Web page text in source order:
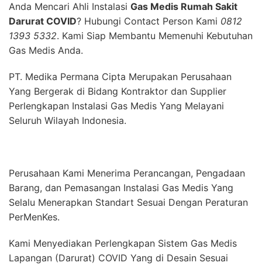
Anda Mencari Ahli Instalasi Gas Medis Rumah Sakit
Darurat COVID? Hubungi Contact Person Kami 0812
1393 5332. Kami Siap Membantu Memenuhi Kebutuhan
Gas Medis Anda.
PT. Medika Permana Cipta Merupakan Perusahaan
Yang Bergerak di Bidang Kontraktor dan Supplier
Perlengkapan Instalasi Gas Medis Yang Melayani
Seluruh Wilayah Indonesia.
Perusahaan Kami Menerima Perancangan, Pengadaan
Barang, dan Pemasangan Instalasi Gas Medis Yang
Selalu Menerapkan Standart Sesuai Dengan Peraturan
PerMenKes.
Kami Menyediakan Perlengkapan Sistem Gas Medis
Lapangan (Darurat) COVID Yang di Desain Sesuai